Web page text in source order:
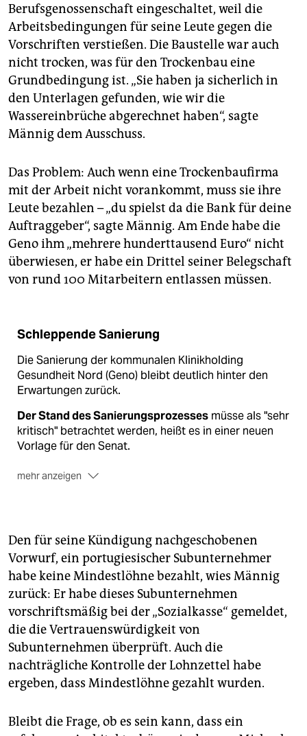
Berufsgenossenschaft eingeschaltet, weil die
Arbeitsbedingungen für seine Leute gegen die
Vorschriften verstießen. Die Baustelle war auch
nicht trocken, was für den Trockenbau eine
Grundbedingung ist. „Sie haben ja sicherlich in
den Unterlagen gefunden, wie wir die
Wassereinbrüche abgerechnet haben“, sagte
Männig dem Ausschuss.
Das Problem: Auch wenn eine Trockenbaufirma
mit der Arbeit nicht vorankommt, muss sie ihre
Leute bezahlen – „du spielst da die Bank für deine
Auftraggeber“, sagte Männig. Am Ende habe die
Geno ihm „mehrere hunderttausend Euro“ nicht
überwiesen, er habe ein Drittel seiner Belegschaft
von rund 100 Mitarbeitern entlassen müssen.
Schleppende Sanierung
Die Sanierung der kommunalen Klinikholding
Gesundheit Nord (Geno) bleibt deutlich hinter den
Erwartungen zurück.
Der Stand des Sanierungsprozesses müsse als "sehr
kritisch" betrachtet werden, heißt es in einer neuen
Vorlage für den Senat.
mehr anzeigen
Maßnahmen verlaufen nur zehn Prozent planmäßig.
Der Zeitverzug: etwa ein Jahr.
Für das laufende Jahrwird ein Verlust von fast 23
Millionen Euro erwartet. 2013 waren es 22, 2012
sogar knapp 31 Millionen Euro.
Die "Betriebsaufwendungen je Behandlungsfall"
sind seit 2010 von 5.248 auf aktuell 6.310 Euro
gestiegen. 2013 lag die Geno noch knapp unter dem
Durchschnitt strukturähnlicher Kliniken - seither sind
die Kosten aber um über 300 Euro je Patient
Den für seine Kündigung nachgeschobenen
Vorwurf, ein portugiesischer Subunternehmer
habe keine Mindestlöhne bezahlt, wies Männig
zurück: Er habe dieses Subunternehmen
vorschriftsmäßig bei der „Sozialkasse“ gemeldet,
die die Vertrauenswürdigkeit von
Subunternehmen überprüft. Auch die
nachträgliche Kontrolle der Lohnzettel habe
ergeben, dass Mindestlöhne gezahlt wurden.
Bleibt die Frage, ob es sein kann, dass ein